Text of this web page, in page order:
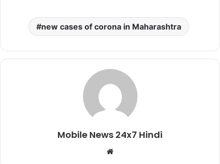
new cases of corona in Maharashtra
Mobile News 24x7 Hindi
Website